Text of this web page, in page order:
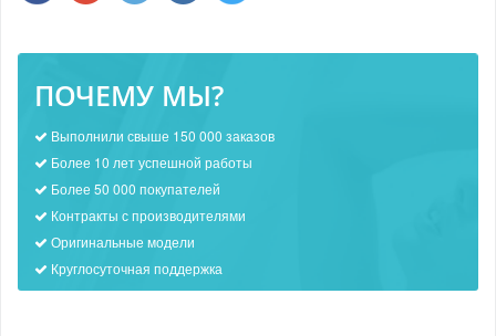
ПОЧЕМУ МЫ?
Выполнили свыше 150 000 заказов
Более 10 лет успешной работы
Более 50 000 покупателей
Контракты с производителями
Оригинальные модели
Круглосуточная поддержка